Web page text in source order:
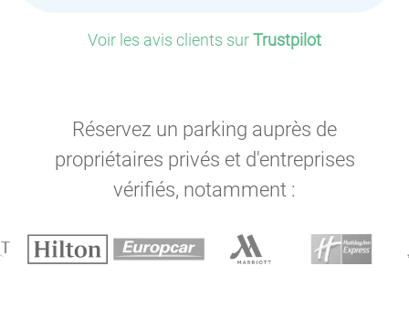
Voir les avis clients surTrustpilot
Réservez un parking auprès de
propriétaires privés et d'entreprises
vérifiés, notamment :